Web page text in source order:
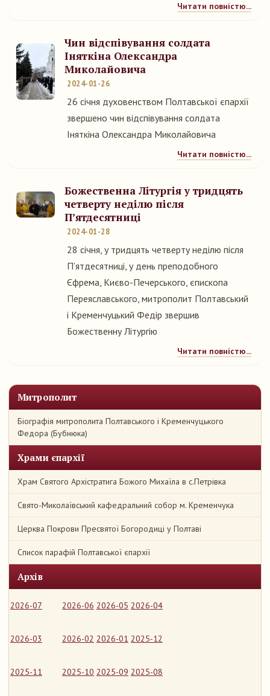
Митрополит
Біографія митрополита Полтавського і Кременчуцького
Федора (Бубнюка)
Храми єпархії
Храм Святого Архістратига Божого Михаїла в с.Петрівка
Свято-Миколаївський кафедральний собор м. Кременчука
Церква Покрови Пресвятої Богородиці у Полтаві
Список парафій Полтавської єпархії
Архів
2026-07 2026-06 2026-05 2026-04
2026-03 2026-02 2026-01 2025-12
2025-11 2025-10 2025-09 2025-08
Читати повністю...
Чин відспівування солдата
Іняткіна Олександра
Миколайовича
2024-01-26
26 січня духовенством Полтавської єпархії
звершено чин відспівування солдата
Іняткіна Олександра Миколайовича
Читати повністю...
Божественна Літургія у тридцять
четверту неділю після
П’ятдесятниці
2024-01-28
28 січня, у тридцять четверту неділю після
П’ятдесятниці, у день преподобного
Єфрема, Києво-Печерського, єпископа
Переяславського, митрополит Полтавський
і Кременчуцький Федір звершив
Божественну Літургію
Читати повністю...